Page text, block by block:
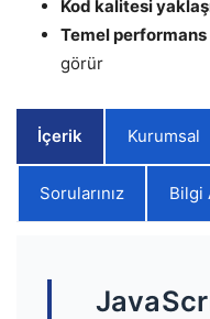
Kod kalitesi
Temel
görür
İçerik Kurumsal
Sorularınız Bilgi